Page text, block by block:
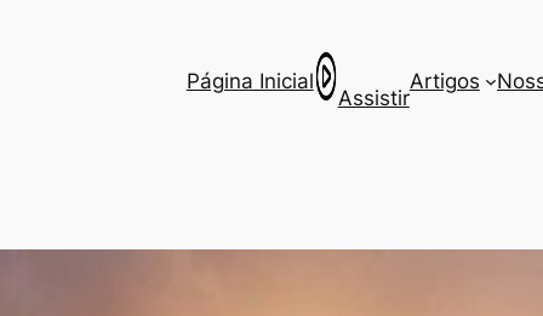
Página Inicial
Assistir
Artigos